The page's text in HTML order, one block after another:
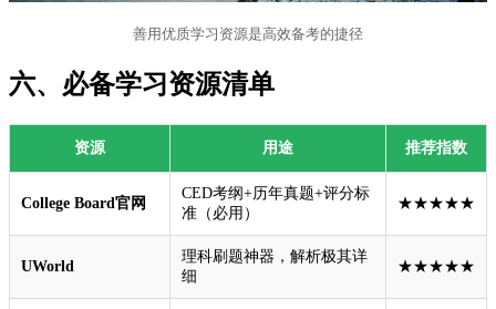
善用优质学习资源是高效备考的捷径
六、必备学习资源清单
资源 用途 推荐指数
College Board官网
CED考纲+历年真题+评分标
准（必用）
★★★★★
UWorld
理科刷题神器，解析极其详
细
★★★★★